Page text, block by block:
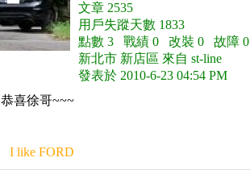
文章 2535
用戶失蹤天數 1833
點數 3 戰績 0 改裝 0 故障 0
新北市 新店區 來自 st-line
發表於 2010-6-23 04:54 PM
恭喜徐哥~~~
I like FORD